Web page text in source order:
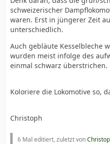
schweizerischer
waren. Erst in jüngerer Zeit
unterschiedlich.
Auch gebläute Kesselbleche
wurden meist infolge des
einmal schwarz überstrichen.
Koloriere die Lokomotive so,
Christoph
6 Mal editiert, zuletzt von